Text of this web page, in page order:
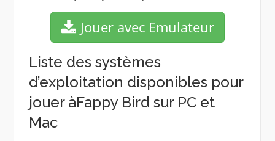
Jouer avec Emulateur
Liste des systèmes
d’exploitation disponibles pour
jouer àFappy Bird sur PC et
Mac